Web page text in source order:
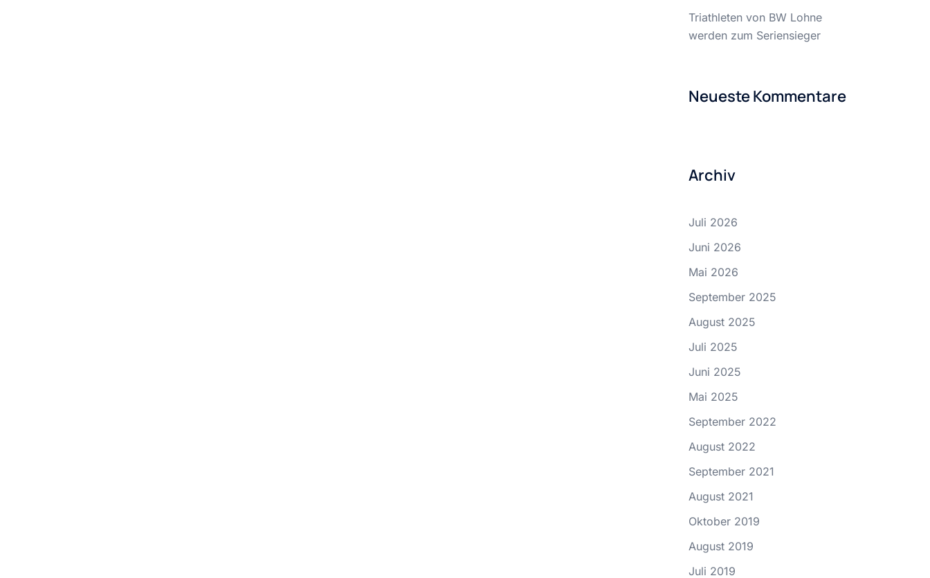
Triathleten von BW Lohne
werden zum Seriensieger
Neueste Kommentare
Archiv
Juli 2026
Juni 2026
Mai 2026
September 2025
August 2025
Juli 2025
Juni 2025
Mai 2025
September 2022
August 2022
September 2021
August 2021
Oktober 2019
August 2019
Juli 2019